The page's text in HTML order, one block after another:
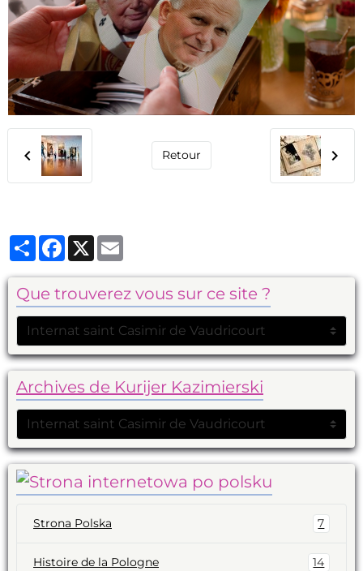
Retour
PartagerFacebook
X
Que trouverez vous sur ce site ?
Archives de Kurijer Kazimierski
Strona Polska 7
Histoire de la Pologne 14